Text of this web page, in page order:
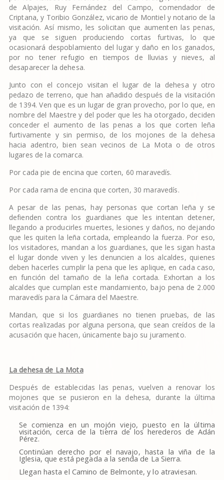
de Alpajes, Ruy Fernández del Campo, comendador de
Criptana, y Toribio González, vicario de Montiel y notario de la
visitación. Así mismo, les solicitan que aumenten las penas,
ya que se siguen produciendo cortas furtivas, lo que
ocasionará despoblamiento del lugar y daño en los ganados,
por no tener refugio en tiempos de lluvias y nieves, al
desaparecer la dehesa.
Junto con el concejo visitan el lugar de la dehesa y otro
pedazo de terreno, que han añadido después de la visitación
de 1394. Ven que es un lugar de gran provecho, por lo que, en
nombre del Maestre y del poder que les ha otorgado, deciden
conceder el aumento de las penas a los que corten leña
furtivamente y sin permiso, de los mojones de la dehesa
hacia adentro, bien sean vecinos de La Mota o de otros
lugares de la comarca.
Por cada pie de encina que corten, 60 maravedís.
Por cada rama de encina que corten, 30 maravedís.
A pesar de las penas, hay personas que cortan leña y se
defienden contra los guardianes que les intentan detener,
llegando a producirles muertes, lesiones y daños, no dejando
que les quiten la leña cortada, empleando la fuerza. Por eso,
los visitadores, mandan a los guardianes, que les sigan hasta
el lugar donde viven y les denuncien a los alcaldes, quienes
deben hacerles cumplir la pena que les aplique, en cada caso,
en función del tamaño de la leña cortada. Exhortan a los
alcaldes que cumplan este mandamiento, bajo pena de 2.000
maravedís para la Cámara del Maestre.
Mandan, que si los guardianes no tienen pruebas, de las
cortas realizadas por alguna persona, que sean creídos de la
acusación que hacen, únicamente bajo su juramento.
La dehesa de La Mota
Después de establecidas las penas, vuelven a renovar los
mojones que se pusieron en la dehesa, durante la última
visitación de 1394:
Se comienza en un mojón viejo, puesto en la última
visitación, cerca de la tierra de los herederos de Adán
Pérez.
Continúan derecho por el navajo, hasta la viña de la
Iglesia, que está pegada a la senda de La Sierra.
Llegan hasta el Camino de Belmonte, y lo atraviesan.